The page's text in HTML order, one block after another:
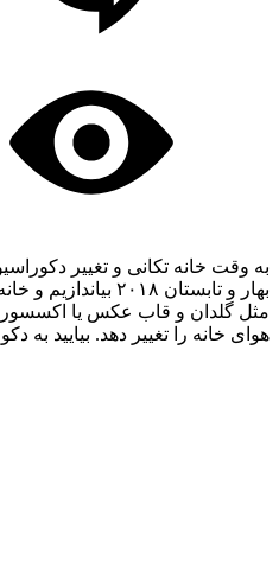
به وقت خانه تکانی و تغییر
بهار و تابستان ۲۰۱۸
مثل گلدان و قاب عکس یا
هوای خانه را تغییر دهد. بیایید به